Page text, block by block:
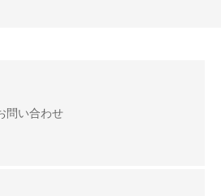
問い合わせ